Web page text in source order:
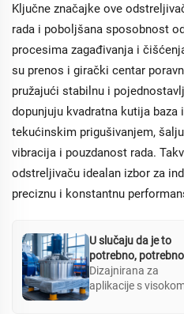
sigurnosne
podržavaju
opasnim
Ključne značajke ove
rada i poboljšana sposobnost
procesima zagađivanja i
su prenos i girački centar
pružajući stabilnu i
dopunjuju kvadratna kutija
tekućinskim prigušivanjem,
vibracija i pouzdanost rada.
odstreljivaču idealan izbor za
preciznu i konstantnu
U slučaju da je to
potrebno,
upotrijebiti i druge
metode za
Dizajnirana za
aplikacije s